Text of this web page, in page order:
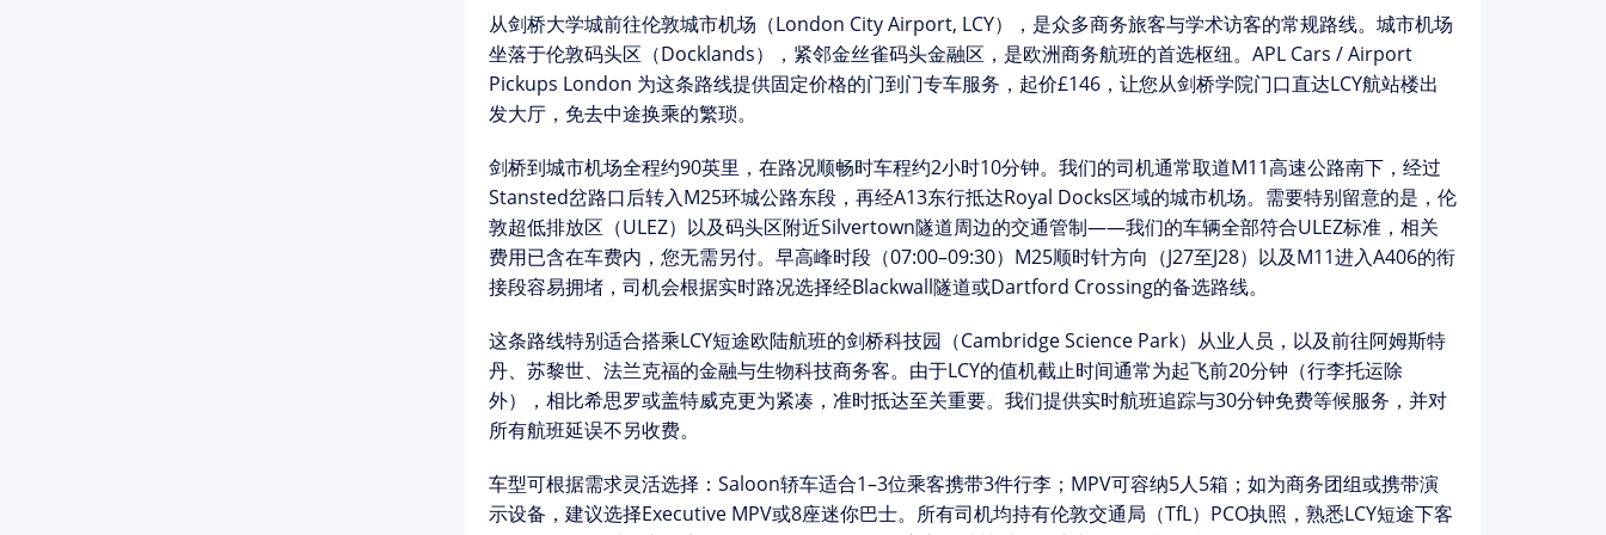
从剑桥大学城前往伦敦城市机场（London City Airport, LCY）
，是众多商务旅客与学术访客的常规路线。城市机场
坐落于伦敦码头区（Docklands），紧邻金丝雀码头金融区，是欧洲商务航班的首选枢纽。APL Cars / Airport
Pickups London 为这条路线提供固定价格的门到门专车服务，起价£146，让您从剑桥学院门口直达LCY航站楼出
发大厅，免去中途换乘的繁琐。
剑桥到城市机场全程约90英里 ，在路况顺畅时车程约2小时10分钟。我们的司机通常取道M11高速公路南下，经过
Stansted岔路口后转入M25环城公路东段，再经A13东行抵达Royal Docks区域的城市机场。需要特别留意的是，伦
敦超低排放区（ULEZ）以及码头区附近Silvertown隧道周边的交通管制——我们的车辆全部符合ULEZ标准，相关
费用已含在车费内，您无需另付。早高峰时段（07:00–09:30）M25顺时针方向（J27至J28）以及M11进入A406的衔
接段容易拥堵，司机会根据实时路况选择经Blackwall隧道或Dartford Crossing的备选路线。
这条路线特别适合搭乘LCY短途欧陆航班的剑桥科技园（Cambridge Science Park） 从业人员，以及前往阿姆斯特
丹、苏黎世、法兰克福的金融与生物科技商务客。由于LCY的值机截止时间通常为起飞前20分钟 （行李托运除
外），相比希思罗或盖特威克更为紧凑，准时抵达至关重要。我们提供实时航班追踪与30分钟免费等候服务，并对
所有航班延误不另收费。
车型可根据需求灵活选择： Saloon轿车适合1–3位乘客携带3件行李； MPV可容纳5人5箱；如为商务团组或携带演
示设备，建议选择Executive MPV或8座迷你巴士。所有司机均持有伦敦交通局（TfL）PCO执照 ，熟悉LCY短途下客